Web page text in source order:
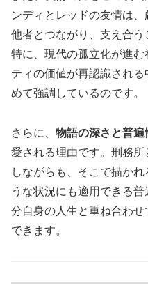
ンディとレッドの友情は
他者とつながり、支え合う
特に、現代の孤立化が進
ティの価値が再認識され
めて強調しているのです。
さらに、 物語の深さと普遍
愛される理由です。刑務
しながらも、そこで描か
うな状況にも適用できる
分自身の人生と重ね合わ
できます。